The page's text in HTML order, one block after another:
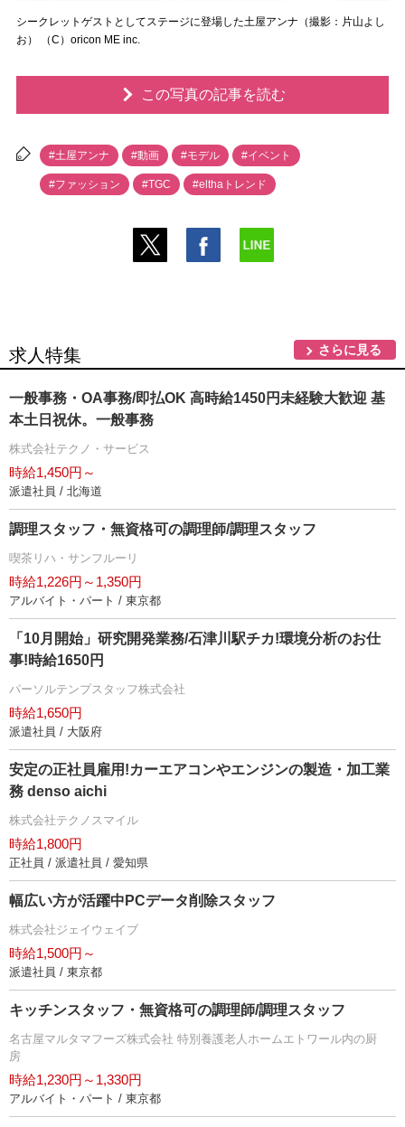
シークレットゲストとしてステージに登場した土屋アンナ（撮影：片山よし
お） （C）oricon ME inc.
この写真の記事を読む
#土屋アンナ #動画 #モデル #イベント
#ファッション #TGC #elthaトレンド
求人特集 さらに見る
一般事務・OA事務/即払OK 高時給1450円未経験大歓迎 基
本土日祝休。一般事務
株式会社テクノ・サービス
時給1,450円～
派遣社員 / 北海道
調理スタッフ・無資格可の調理師/調理スタッフ
喫茶リハ・サンフルーリ
時給1,226円～1,350円
アルバイト・パート / 東京都
「10月開始」研究開発業務/石津川駅チカ!環境分析のお仕
事!時給1650円
パーソルテンプスタッフ株式会社
時給1,650円
派遣社員 / 大阪府
安定の正社員雇用!カーエアコンやエンジンの製造・加工業
務 denso aichi
株式会社テクノスマイル
時給1,800円
正社員 / 派遣社員 / 愛知県
幅広い方が活躍中PCデータ削除スタッフ
株式会社ジェイウェイブ
時給1,500円～
派遣社員 / 東京都
キッチンスタッフ・無資格可の調理師/調理スタッフ
名古屋マルタマフーズ株式会社 特別養護老人ホームエトワール内の厨
房
時給1,230円～1,330円
アルバイト・パート / 東京都